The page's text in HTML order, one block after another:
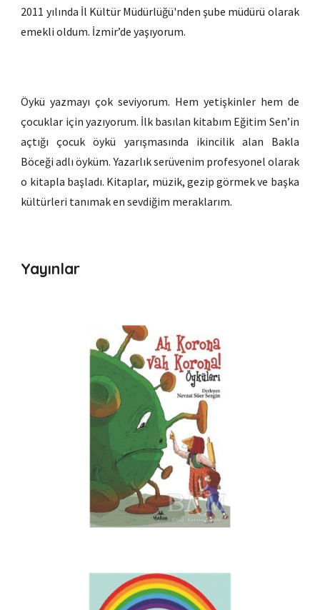
2011 yılında İl Kültür Müdürlüğü'nden şube müdürü olarak
emekli oldum. İzmir’de yaşıyorum.
Öykü yazmayı çok seviyorum. Hem yetişkinler hem de
çocuklar için yazıyorum. İlk basılan kitabım Eğitim Sen’in
açtığı çocuk öykü yarışmasında ikincilik alan Bakla
Böceği adlı öyküm. Yazarlık serüvenim profesyonel olarak
o kitapla başladı. Kitaplar, müzik, gezip görmek ve başka
kültürleri tanımak en sevdiğim meraklarım.
Yayınlar